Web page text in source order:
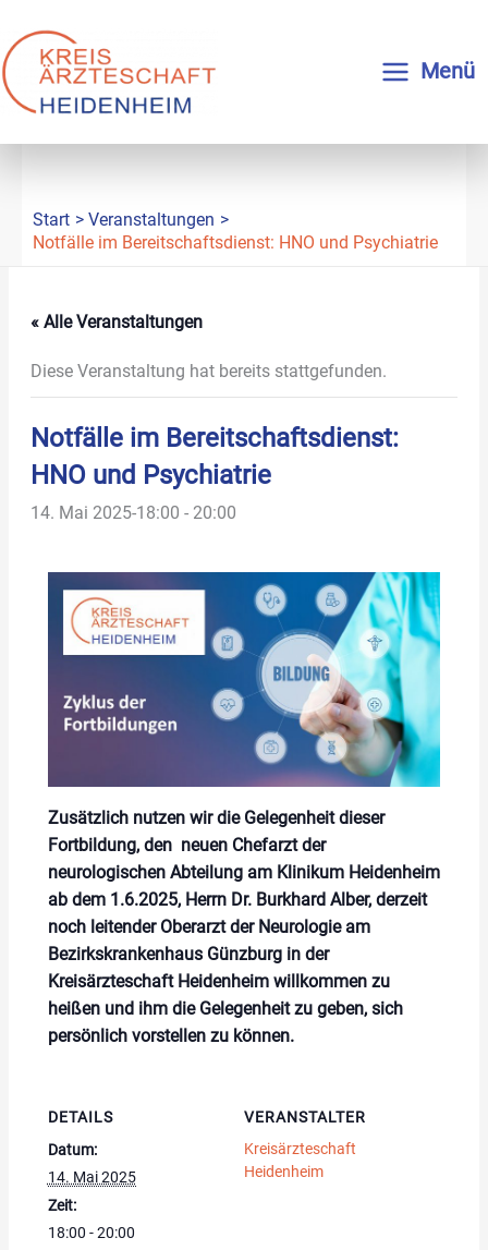
Inhalt
springen
Menü
Start
Veranstaltungen
Notfälle im Bereitschaftsdienst: HNO und Psychiatrie
« Alle Veranstaltungen
Diese Veranstaltung hat bereits stattgefunden.
Notfälle im Bereitschaftsdienst:
HNO und Psychiatrie
14. Mai 2025-18:00 - 20:00
Zusätzlich nutzen wir die Gelegenheit dieser
Fortbildung, den neuen Chefarzt der
neurologischen Abteilung am Klinikum Heidenheim
ab dem 1.6.2025, Herrn Dr. Burkhard Alber, derzeit
noch leitender Oberarzt der Neurologie am
Bezirkskrankenhaus Günzburg in der
Kreisärzteschaft Heidenheim willkommen zu
heißen und ihm die Gelegenheit zu geben, sich
persönlich vorstellen zu können.
DETAILS
Datum:
14. Mai 2025
Zeit:
18:00 - 20:00
VERANSTALTER
Kreisärzteschaft
Heidenheim